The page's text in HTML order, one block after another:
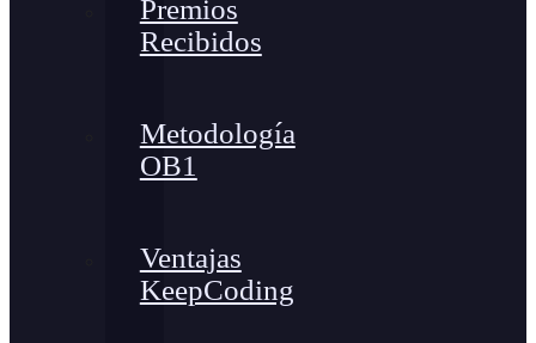
Premios
Recibidos
Metodología
OB1
Ventajas
KeepCoding